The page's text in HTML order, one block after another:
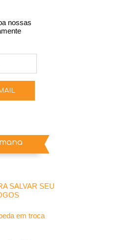
nossas
SALVAR SEU
em troca